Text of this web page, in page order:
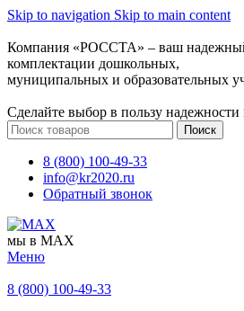
Skip to navigation Skip to main content
Компания «РОССТА» – ваш
комплектации дошкольных,
муниципальных и образовательных
Сделайте выбор в пользу
Поиск
8 (800) 100-49-33
info@kr2020.ru
Обратный звонок
мы в MAX
Меню
8 (800) 100-49-33